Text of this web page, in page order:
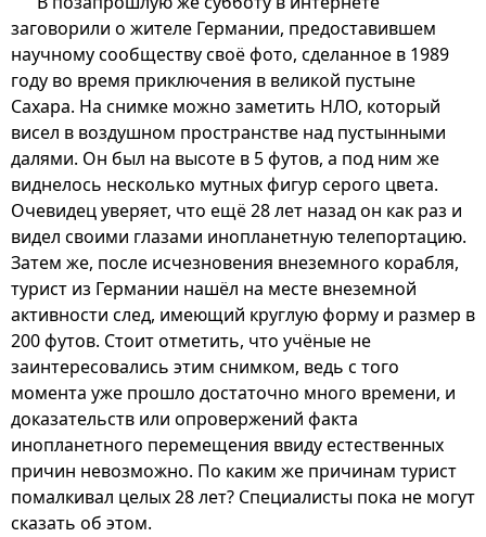
заговорили о жителе Германии, предоставившем
научному сообществу своё фото, сделанное в 1989
году во время приключения в великой пустыне
Сахара. На снимке можно заметить НЛО, который
висел в воздушном пространстве над пустынными
далями. Он был на высоте в 5 футов, а под ним же
виднелось несколько мутных фигур серого цвета.
Очевидец уверяет, что ещё 28 лет назад он как раз и
видел своими глазами инопланетную телепортацию.
Затем же, после исчезновения внеземного корабля,
турист из Германии нашёл на месте внеземной
активности след, имеющий круглую форму и размер в
200 футов. Стоит отметить, что учёные не
заинтересовались этим снимком, ведь с того
момента уже прошло достаточно много времени, и
доказательств или опровержений факта
инопланетного перемещения ввиду естественных
причин невозможно. По каким же причинам турист
помалкивал целых 28 лет? Специалисты пока не могут
сказать об этом.